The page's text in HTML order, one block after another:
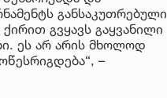
განსაკუთრებული
გვყავს გაყვანილი
ეს არ არის მხოლოდ
–